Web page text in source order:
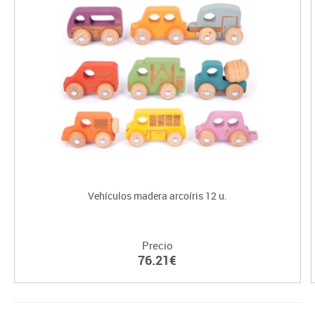
Vehículos madera arcoíris 12 u.
Precio
76.21€